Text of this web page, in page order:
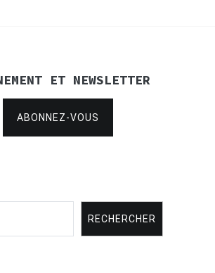
ET NEWSLETTER
ABONNEZ-VOUS
RECHERCHER